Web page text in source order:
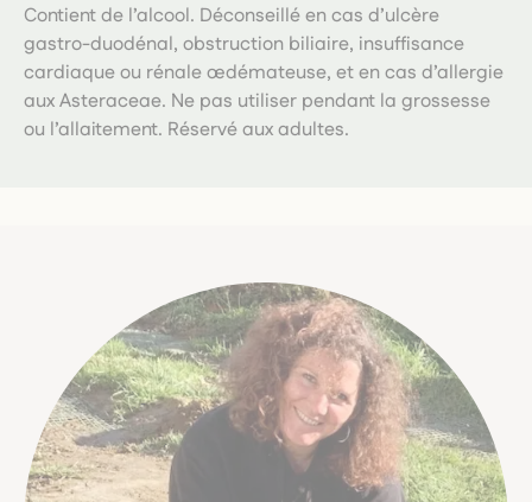
Contient de l’alcool. Déconseillé en cas d’ulcère
gastro-duodénal, obstruction biliaire, insuffisance
cardiaque ou rénale œdémateuse, et en cas d’allergie
aux Asteraceae. Ne pas utiliser pendant la grossesse
ou l’allaitement. Réservé aux adultes.